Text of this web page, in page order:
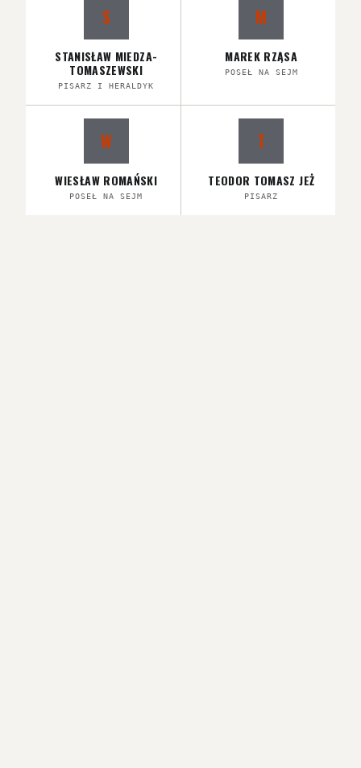
S
STANISŁAW MIEDZA-
TOMASZEWSKI
PISARZ I HERALDYK
M
MAREK RZĄSA
POSEŁ NA SEJM
W
WIESŁAW ROMAŃSKI
POSEŁ NA SEJM
T
TEODOR TOMASZ JEŻ
PISARZ